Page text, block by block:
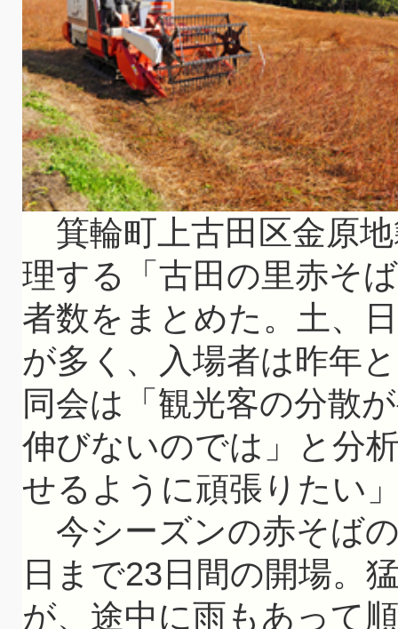
箕輪町上古田区金原
理する「古田の里赤そ
者数をまとめた。土、
が多く、入場者は昨年
同会は「観光客の分散
伸びないのでは」と分
せるように頑張りたい
今シーズンの赤そば
日まで23日間の開場。
が、途中に雨もあって